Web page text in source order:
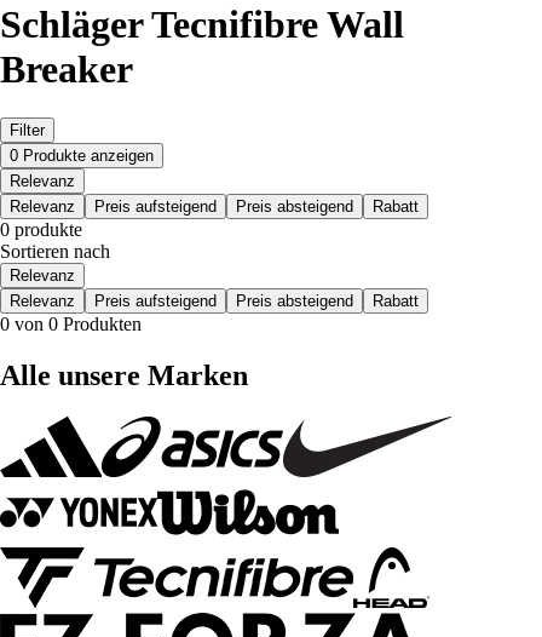
Schläger Tecnifibre Wall
Breaker
Filter
0 Produkte anzeigen
Relevanz
Relevanz
Preis aufsteigend Preis absteigend Rabatt
0 produkte
Sortieren nach
Relevanz
Relevanz
Preis aufsteigend Preis absteigend Rabatt
0 von 0 Produkten
Alle unsere Marken